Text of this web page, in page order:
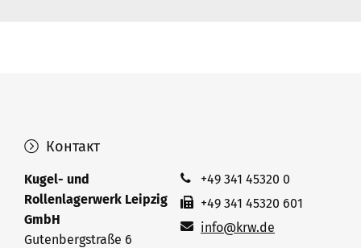
Контакт
Kugel- und
Rollenlagerwerk Leipzig
GmbH
Gutenbergstraße 6
+49 341 45320 0
+49 341 45320 601
info@krw.de